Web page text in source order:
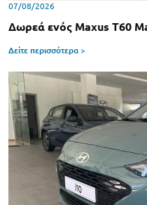
07/08/2026
Δωρεά ενός Maxus T60
Δείτε περισσότερα >